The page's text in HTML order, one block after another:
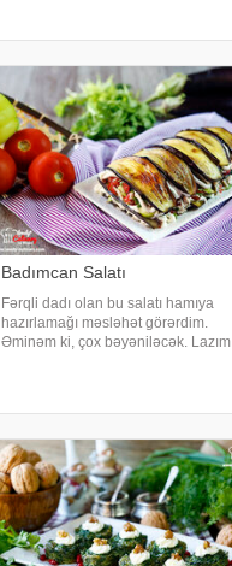
Badımcan Salatı
Fərqli dadı olan bu salatı hamıya
hazırlamağı məsləhət görərdim.
Əminəm ki, çox bəyəniləcək. Lazım